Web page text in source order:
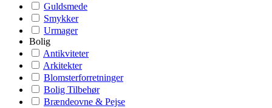
Guldsmede
Smykker
Urmager
Bolig
Antikviteter
Arkitekter
Blomsterforretninger
Bolig Tilbehør
Brændeovne & Pejse